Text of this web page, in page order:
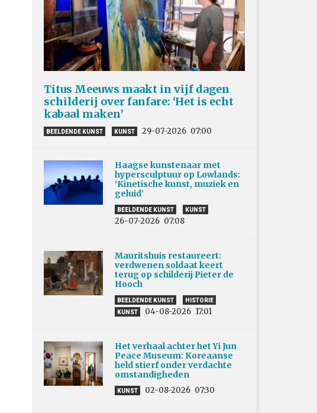
Titus Meeuws maakt in vijf dagen
schilderij over fanfare: ‘Het is echt
kabaal maken’
BEELDENDE KUNST KUNST 29-07-2026 07:00
Haagse kunstenaar met
hypersculptuur op Lowlands:
‘Kinetische kunst, muziek en
geluid’
BEELDENDE KUNST KUNST
26-07-2026 07:08
Mauritshuis restaureert:
verdwenen soldaat keert
terug op schilderij Pieter de
Hooch
BEELDENDE KUNST
HISTORIE
KUNST
04-08-2026 17:01
Het verhaal achter het Yi Jun
Peace Museum: Koreaanse
held stierf onder verdachte
omstandigheden
KUNST 02-08-2026 07:30